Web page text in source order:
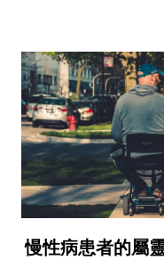
慢性病患者的屬